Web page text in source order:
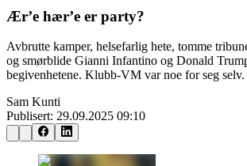
Ær’e hær’e er party?
Avbrutte kamper, helsefarlig hete, tomme
og smørblide Gianni Infantino og Donald
begivenhetene. Klubb-VM var noe for seg selv.
Sam Kunti
Publisert: 29.09.2025 09:10